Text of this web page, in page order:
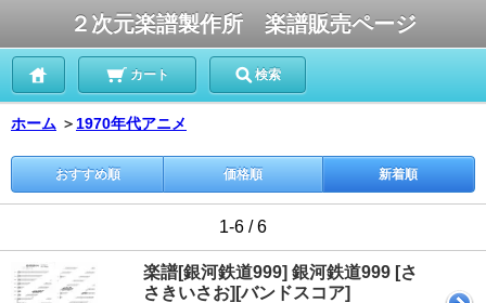
２次元楽譜製作所 楽譜販売ページ
カート 検索
ホーム ＞ 1970年代アニメ
おすすめ順 価格順 新着順
1-6 / 6
楽譜[銀河鉄道999] 銀河鉄道999 [さ
さきいさお][バンドスコア]